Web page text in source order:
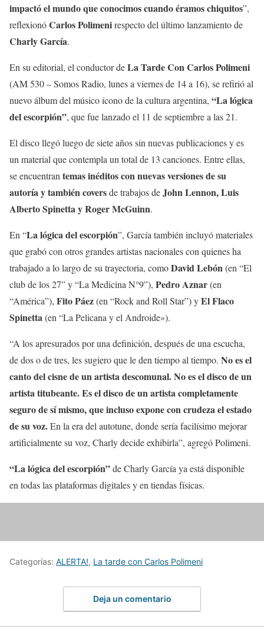
impactó el mundo que conocimos cuando éramos chiquitos”,
reflexionóCarlos Polimenirespecto del último lanzamiento de
Charly García.
En su editorial, el conductor deLa Tarde Con Carlos Polimeni
(AM 530 – Somos Radio, lunes a viernes de 14 a 16), se refirió al
nuevo álbum del músico ícono de la cultura argentina, “La lógica
del escorpión”, que fue lanzado el 11 de septiembre a las 21.
El disco llegó luego de siete años sin nuevas publicaciones y es
un material que contempla un total de 13 canciones. Entre ellas,
se encuentrantemas inéditos con nuevas versiones de su
autoría y también coversde trabajos deJohn Lennon, Luis
Alberto Spinetta y Roger McGuinn.
En “La lógica del escorpión”, García también incluyó materiales
que grabó con otros grandes artistas nacionales con quienes ha
trabajado a lo largo de su trayectoria, comoDavid Lebón(en “El
club de los 27” y “La Medicina N°9”), Pedro Aznar(en
“América”), Fito Páez(en “Rock and Roll Star”) yEl Flaco
Spinetta(en “La Pelicana y el Androide»).
“A los apresurados por una definición, después de una escucha,
de dos o de tres, les sugiero que le den tiempo al tiempo. No es el
canto del cisne de un artista descomunal. No es el disco de un
artista titubeante. Es el disco de un artista completamente
seguro de sí mismo, que incluso expone con crudeza el estado
de su voz.En la era del autotune, donde sería facilísimo mejorar
artificialmente su voz, Charly decide exhibirla”, agregó Polimeni.
“La lógica del escorpión”de Charly García ya está disponible
en todas las plataformas digitales y en tiendas físicas.
Categorías: ALERTA!, La tarde con Carlos Polimeni
Deja un comentario